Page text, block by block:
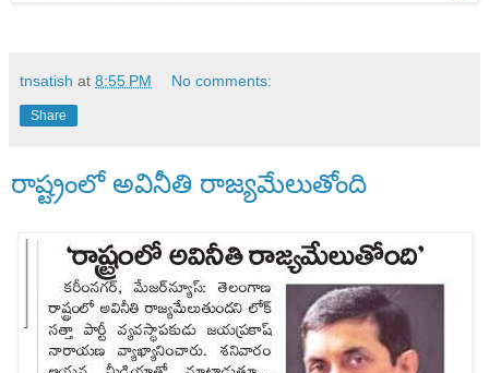
tnsatish at 8:55 PM No comments:
Share
రాష్ట్రంలో అవినీతి రాజ్యమేలుతోంది